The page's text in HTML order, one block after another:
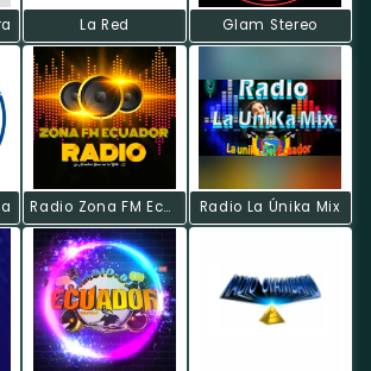
La Red Glam Stereo
Radio Zona FM Ecuador Online Radio La Únika Mix